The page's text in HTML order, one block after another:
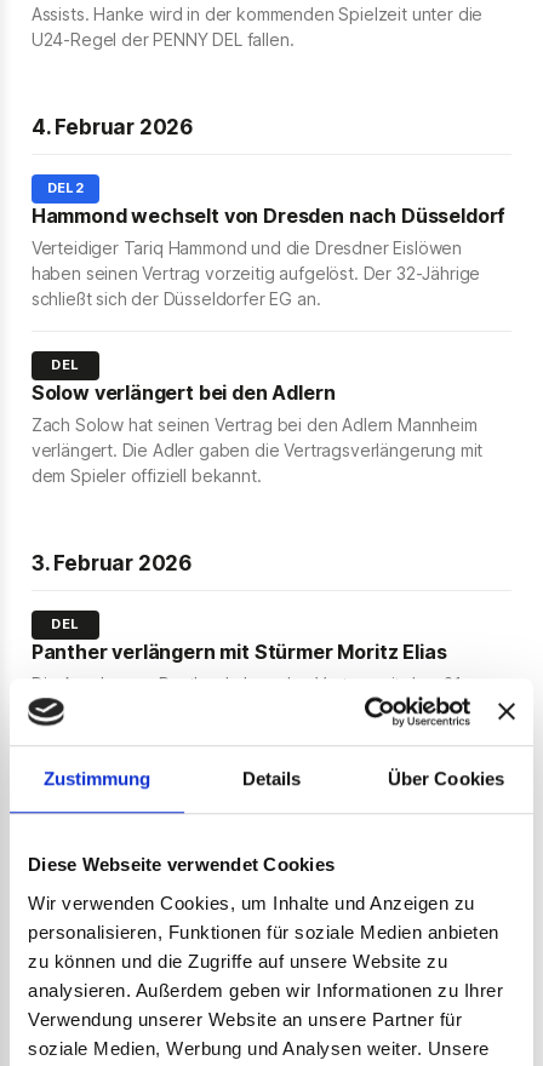
Zustimmung Details Über Cookies
Diese Webseite verwendet Cookies
Wir verwenden Cookies, um Inhalte und Anzeigen zu
personalisieren, Funktionen für soziale Medien anbieten
zu können und die Zugriffe auf unsere Website zu
analysieren. Außerdem geben wir Informationen zu Ihrer
Verwendung unserer Website an unsere Partner für
soziale Medien, Werbung und Analysen weiter. Unsere
Assists. Hanke wird in der kommenden Spielzeit unter die
U24-Regel der PENNY DEL fallen.
4. Februar 2026
DEL2
Hammond wechselt von Dresden nach Düsseldorf
Verteidiger Tariq Hammond und die Dresdner Eislöwen
haben seinen Vertrag vorzeitig aufgelöst. Der 32-Jährige
schließt sich der Düsseldorfer EG an.
DEL
Solow verlängert bei den Adlern
Zach Solow hat seinen Vertrag bei den Adlern Mannheim
verlängert. Die Adler gaben die Vertragsverlängerung mit
dem Spieler offiziell bekannt.
3. Februar 2026
DEL
Panther verlängern mit Stürmer Moritz Elias
Die Augsburger Panther haben den Vertrag mit dem 21-
jährigen Stürmer Moritz Elias verlängert. Der gebürtige
Augsburger steht seit 2023 im Profiteam und hat sich zuletzt
die Saison 2026-27.
31. Januar 2026
DEL2
Rundqvist wechselt von Dresden nach Landshut
David Rundqvist und die Dresdner Eislöwen haben sich
einvernehmlich auf eine Vertragsauflösung verständigt. Der
Stürmer wechselt zum EV Landshut, um nach seiner